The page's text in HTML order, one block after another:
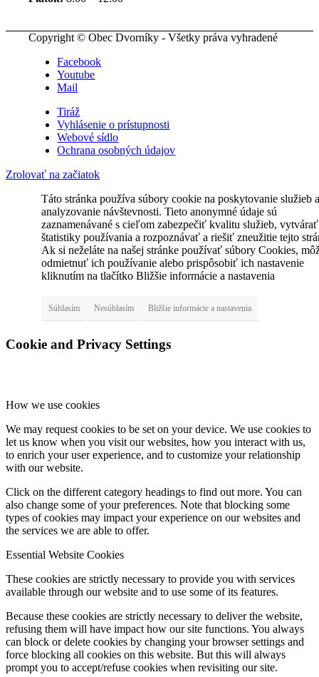
Copyright © Obec Dvorníky - Všetky práva vyhradené
Facebook
Youtube
Mail
Tiráž
Vyhlásenie o prístupnosti
Webové sídlo
Ochrana osobných údajov
Zrolovať na začiatok
Táto stránka používa súbory cookie na poskytovanie služieb a
analyzovanie návštevnosti. Tieto anonymné údaje sú
zaznamenávané s cieľom zabezpečiť kvalitu služieb, vytvárať
štatistiky používania a rozpoznávať a riešiť zneužitie tejto
Ak si neželáte na našej stránke používať súbory Cookies,
odmietnuť ich používanie alebo prispôsobiť ich nastavenie
kliknutím na tlačítko Bližšie informácie a nastavenia
Súhlasím Nesúhlasím Bližšie informácie a nastavenia
Cookie and Privacy Settings
How we use cookies
We may request cookies to be set on your device. We use cookies to
let us know when you visit our websites, how you interact with us,
to enrich your user experience, and to customize your relationship
with our website.
Click on the different category headings to find out more. You can
also change some of your preferences. Note that blocking some
types of cookies may impact your experience on our websites and
the services we are able to offer.
Essential Website Cookies
These cookies are strictly necessary to provide you with services
available through our website and to use some of its features.
Because these cookies are strictly necessary to deliver the website,
refusing them will have impact how our site functions. You always
can block or delete cookies by changing your browser settings and
force blocking all cookies on this website. But this will always
prompt you to accept/refuse cookies when revisiting our site.